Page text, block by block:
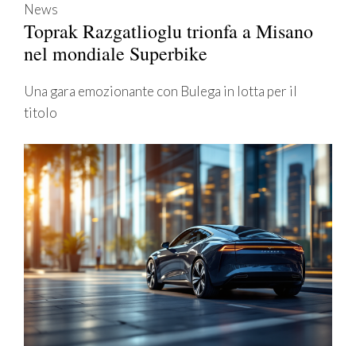
News
Toprak Razgatlioglu trionfa a Misano
nel mondiale Superbike
Una gara emozionante con Bulega in lotta per il
titolo